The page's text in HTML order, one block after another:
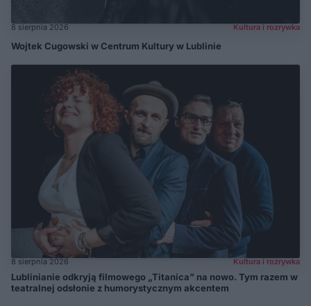
8 sierpnia 2026 Kultura i rozrywka
Wojtek Cugowski w Centrum Kultury w Lublinie
8 sierpnia 2026 Kultura i rozrywka
Lublinianie odkryją filmowego „Titanica” na nowo. Tym razem w
teatralnej odsłonie z humorystycznym akcentem